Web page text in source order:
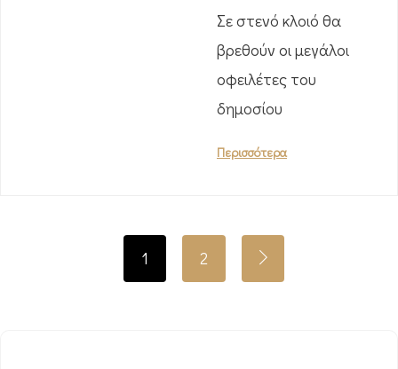
Σε στενό κλοιό θα
βρεθούν οι μεγάλοι
οφειλέτες του
δημοσίου
Περισσότερα
1 2